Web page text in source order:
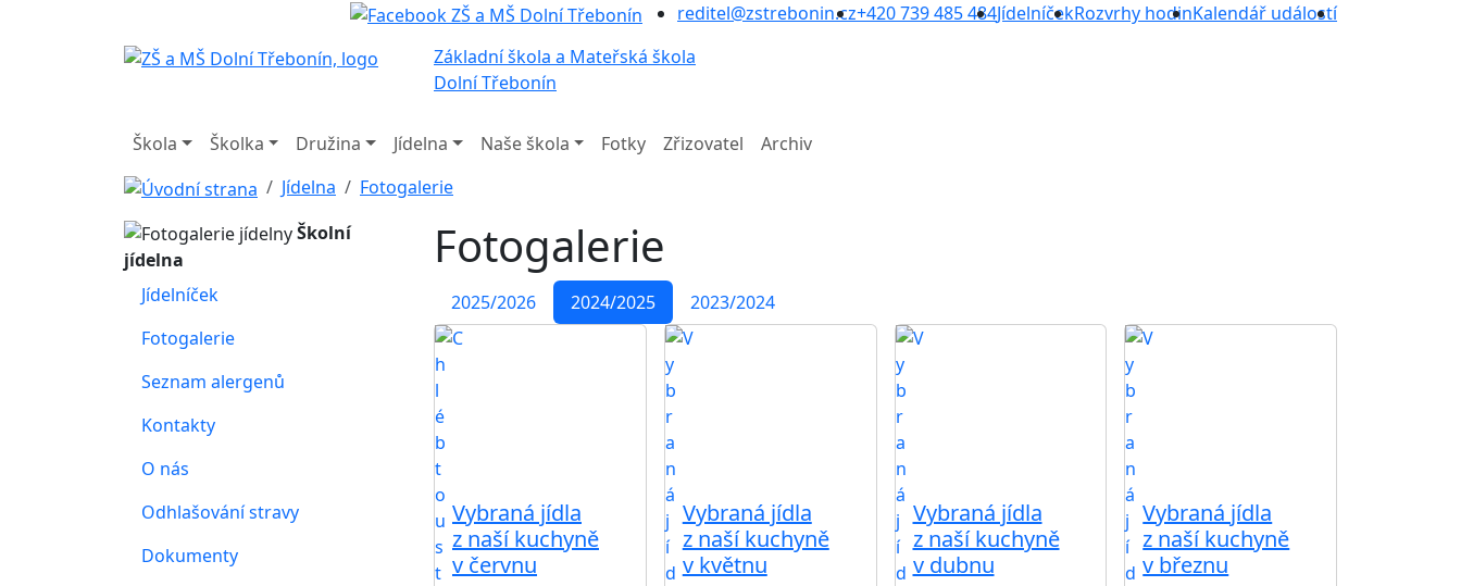
reditel@zstrebonin.cz+420 739 485 484JídelníčekRozvrhy hodinKalendář událostí
Základní škola a Mateřská škola
Dolní Třebonín
Škola Školka Družina Jídelna Naše škola Fotky Zřizovatel
Archiv
Jídelna
Fotogalerie
Fotogalerie
2025/2026 2024/2025 2023/2024
Vybraná jídla
z naší kuchyně
v červnu
Vybraná jídla
z naší kuchyně
v květnu
Vybraná jídla
z naší kuchyně
v dubnu
Vybraná jídla
z naší kuchyně
v březnu
Školní
jídelna
Jídelníček
Fotogalerie
Seznam alergenů
Kontakty
O nás
Odhlašování stravy
Dokumenty